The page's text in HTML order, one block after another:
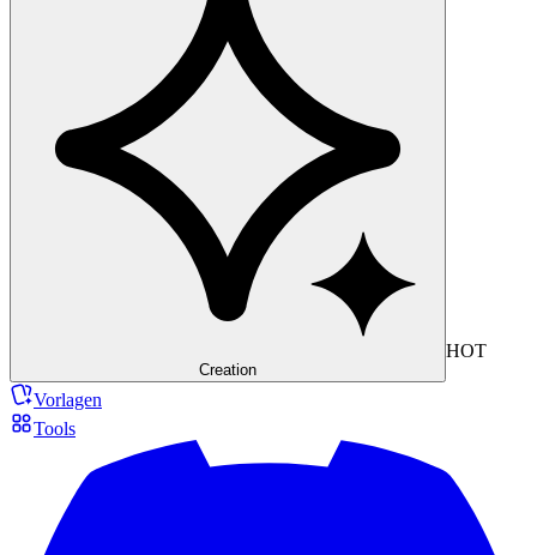
Creation
HOT
Vorlagen
Tools